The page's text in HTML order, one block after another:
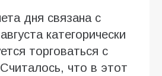
дня связана с
категорически
торговаться с
что в этот